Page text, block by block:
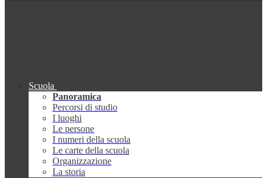
Scuola
Panoramica
Percorsi di studio
I luoghi
Le persone
I numeri della scuola
Le carte della scuola
Organizzazione
La storia